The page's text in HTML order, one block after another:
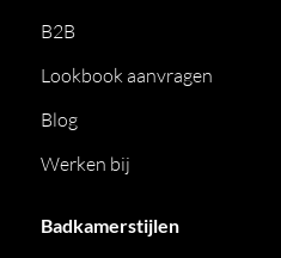
B2B
Lookbook aanvragen
Blog
Werken bij
Badkamerstijlen